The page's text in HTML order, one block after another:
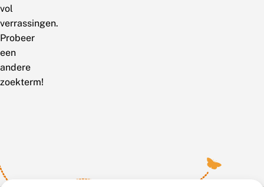
vol
verrassingen.
Probeer
een
andere
zoekterm!